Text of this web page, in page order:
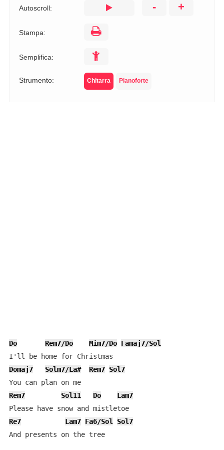
Autoscroll: - +
Stampa:
Semplifica:
Strumento: Chitarra Pianoforte
Do Rem7/Do Mim7/Do Famaj7/Sol
Domaj7
Solm7/La# Rem7 Sol7
You can plan on me
Rem7
Sol11 Do
Lam7
Please have snow and mistletoe
Re7
Lam7 Fa6/Sol
Sol7
And presents on the tree